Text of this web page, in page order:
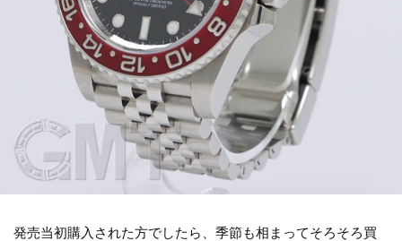
発売当初購入された方でしたら、季節も相まってそろそろ買